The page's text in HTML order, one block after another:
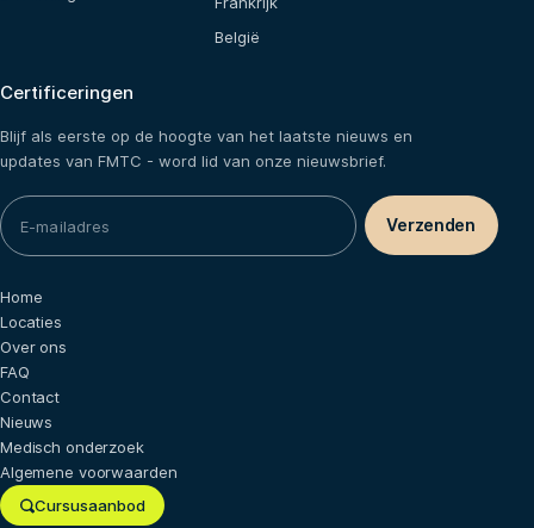
België
Certificeringen
Blijf als eerste op de hoogte van het laatste nieuws en
updates van FMTC - word lid van onze nieuwsbrief.
Cursusaanbod
Home
Locaties
Over ons
FAQ
Contact
Nieuws
Medisch onderzoek
Algemene voorwaarden